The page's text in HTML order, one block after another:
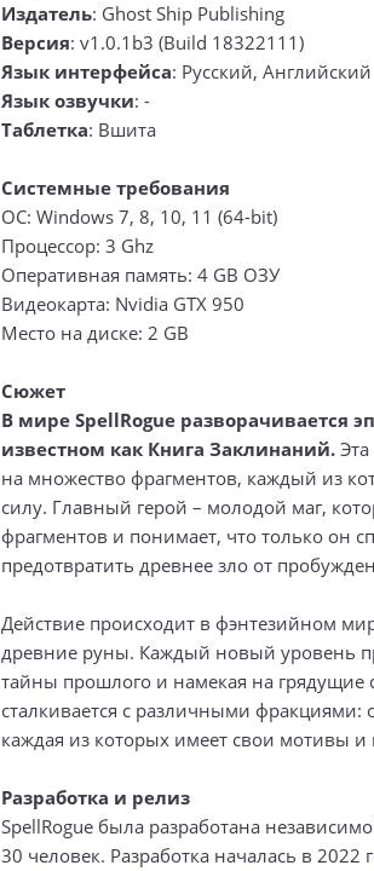
Издатель: Ghost Ship Publishing
Версия: v1.0.1b3 (Build 18322111)
Язык интерфейса: Русский, Английский
Язык озвучки: -
Таблетка: Вшита
Системные требования
ОС: Windows 7, 8, 10, 11 (64-bit)
Процессор: 3 Ghz
Оперативная память: 4 GB ОЗУ
Видеокарта: Nvidia GTX 950
Место на диске: 2 GB
Сюжет
В мире SpellRogue разворачивается
известном как Книга Заклинаний.
на множество фрагментов, каждый из
силу. Главный герой – молодой маг,
фрагментов и понимает, что только он
предотвратить древнее зло от
Действие происходит в фэнтезийном
древние руны. Каждый новый уровень
тайны прошлого и намекая на грядущие
сталкивается с различными фракциями:
каждая из которых имеет свои мотивы и
Разработка и релиз
SpellRogue была разработана
30 человек. Разработка началась в